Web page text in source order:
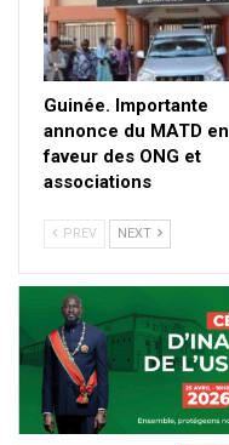
Guinée. Importante
annonce du MATD en
faveur des ONG et
associations
PREV NEXT